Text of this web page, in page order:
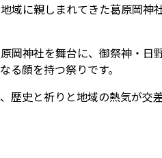
域に親しまれてきた葛原岡
岡神社を舞台に、御祭神・
る顔を持つ祭りです。
歴史と祈りと地域の熱気が交